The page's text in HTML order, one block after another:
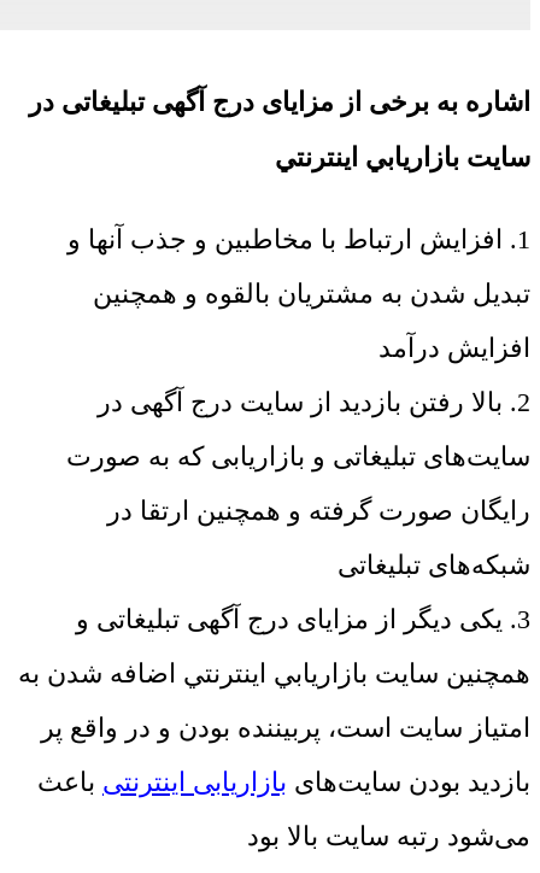
اشاره به برخی از مزایای درج آگهی تبلیغاتی در
سايت بازاريابي اينترنتي
1. افزایش ارتباط با مخاطبین و جذب آنها و
تبدیل شدن به مشتریان بالقوه و همچنین
افزایش درآمد
2. بالا رفتن بازدید از سایت درج آگهی در
سایت‌های تبلیغاتی و بازاریابی که به صورت
رایگان صورت گرفته و همچنین ارتقا در
شبکه‌های تبلیغاتی
3. یکی دیگر از مزایای درج آگهی تبلیغاتی و
همچنین سايت بازاريابي اينترنتي اضافه شدن به
امتیاز سایت است، پربیننده بودن و در واقع پر
بازدید بودن سایت‌های بازاریابی اینترنتی باعث
می‌شود رتبه سایت بالا بود